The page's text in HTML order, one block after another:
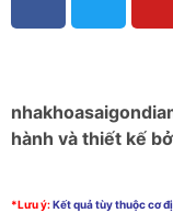
hành và thiết kế
*Lưu ý:Kết quả tùy thuộc cơ